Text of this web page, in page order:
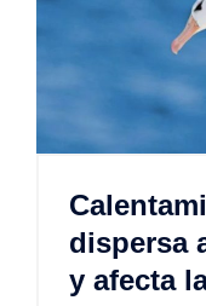
dispersa
y afecta